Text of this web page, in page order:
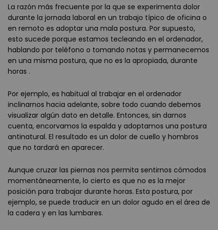
La razón más frecuente por la que se experimenta dolor
durante la jornada laboral en un trabajo típico de oficina o
en remoto es adoptar una mala postura. Por supuesto,
esto sucede porque estamos tecleando en el ordenador,
hablando por teléfono o tomando notas y permanecemos
en una misma postura, que no es la apropiada, durante
horas .
Por ejemplo, es habitual al trabajar en el ordenador
inclinarnos hacia adelante, sobre todo cuando debemos
visualizar algún dato en detalle. Entonces, sin darnos
cuenta, encorvamos la espalda y adoptamos una postura
antinatural. El resultado es un dolor de cuello y hombros
que no tardará en aparecer.
Aunque cruzar las piernas nos permita sentirnos cómodos
momentáneamente, lo cierto es que no es la mejor
posición para trabajar durante horas. Esta postura, por
ejemplo, se puede traducir en un dolor agudo en el área de
la cadera y en las lumbares.